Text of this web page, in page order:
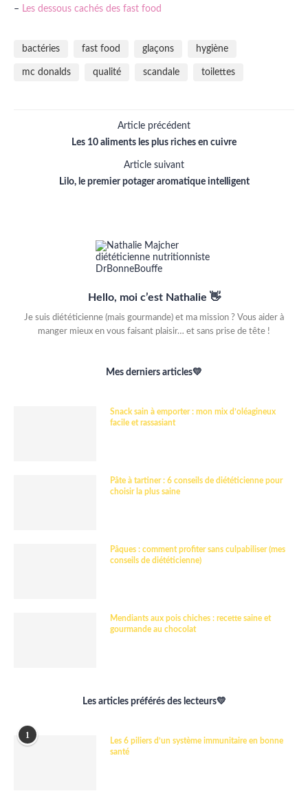
– Les dessous cachés des fast food
bactéries fast food glaçons hygiène
mc donalds qualité scandale toilettes
Article précédent
Les 10 aliments les plus riches en cuivre
Article suivant
Lilo, le premier potager aromatique intelligent
Hello, moi c’est Nathalie 👋
Je suis diététicienne (mais gourmande) et ma mission ? Vous aider à
manger mieux en vous faisant plaisir… et sans prise de tête !
Mes derniers articles💛
Snack sain à emporter : mon mix d’oléagineux
facile et rassasiant
Pâte à tartiner : 6 conseils de diététicienne pour
choisir la plus saine
Pâques : comment profiter sans culpabiliser (mes
conseils de diététicienne)
Mendiants aux pois chiches : recette saine et
gourmande au chocolat
Les articles préférés des lecteurs💛
1
Les 6 piliers d’un système immunitaire en bonne
santé